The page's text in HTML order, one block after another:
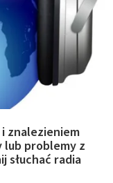
znalezieniem
lub problemy z
słuchać radia